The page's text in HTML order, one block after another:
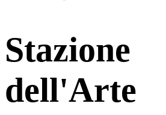
Stazione
dell'Arte